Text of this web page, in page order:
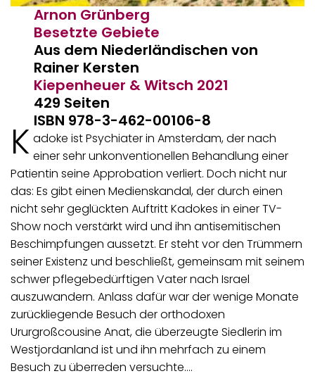
Arnon Grünberg
Besetzte Gebiete
Aus dem Niederländischen von
Rainer Kersten
Kiepenheuer & Witsch 2021
429 Seiten
ISBN 978-3-462-00106-8
K adoke ist Psychiater in Amsterdam, der nach
einer sehr unkonventionellen Behandlung einer
Patientin seine Approbation verliert. Doch nicht nur
das: Es gibt einen Medienskandal, der durch einen
nicht sehr geglückten Auftritt Kadokes in einer TV-
Show noch verstärkt wird und ihn antisemitischen
Beschimpfungen aussetzt. Er steht vor den Trümmern
seiner Existenz und beschließt, gemeinsam mit seinem
schwer pflegebedürftigen Vater nach Israel
auszuwandern. Anlass dafür war der wenige Monate
zurückliegende Besuch der orthodoxen
Ururgroßcousine Anat, die überzeugte Siedlerin im
Westjordanland ist und ihn mehrfach zu einem
Besuch zu überreden versuchte.…